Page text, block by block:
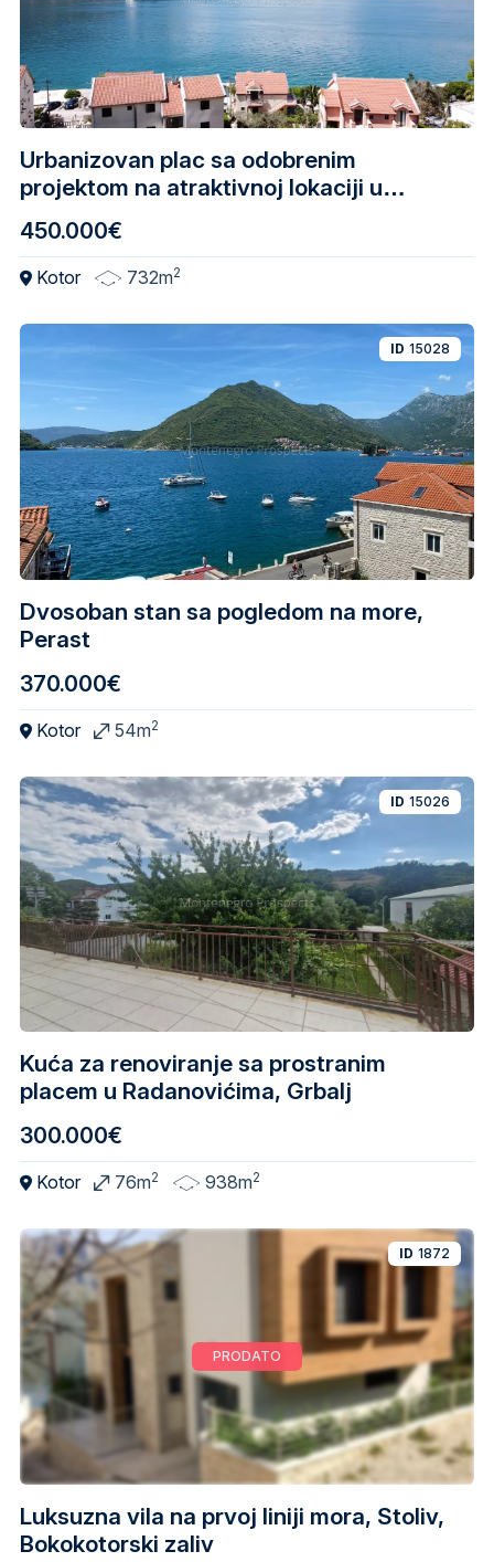
Urbanizovan plac sa odobrenim
projektom na atraktivnoj lokaciji u
450.000€
Kotor 732m2
Dvosoban stan sa pogledom na more,
Perast
ID 15028
370.000€
Kotor 54m2
Kuća za renoviranje sa prostranim
placem u Radanovićima, Grbalj
ID 15026
300.000€
Kotor 76m2 938m2
Luksuzna vila na prvoj liniji mora, Stoliv,
Bokokotorski zaliv
PRODATO
ID 1872